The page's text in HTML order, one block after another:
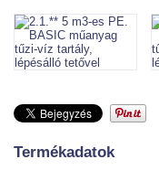
Termékadatok